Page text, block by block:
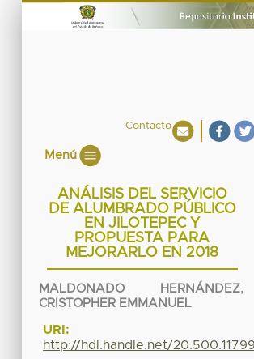
Contacto
Menú
ANÁLISIS DEL SERVICIO
DE ALUMBRADO PÚBLICO
EN JILOTEPEC Y
PROPUESTA PARA
MEJORARLO EN 2018
MALDONADO HERNÁNDEZ,
CRISTOPHER EMMANUEL
URI:
http://hdl.handle.net/